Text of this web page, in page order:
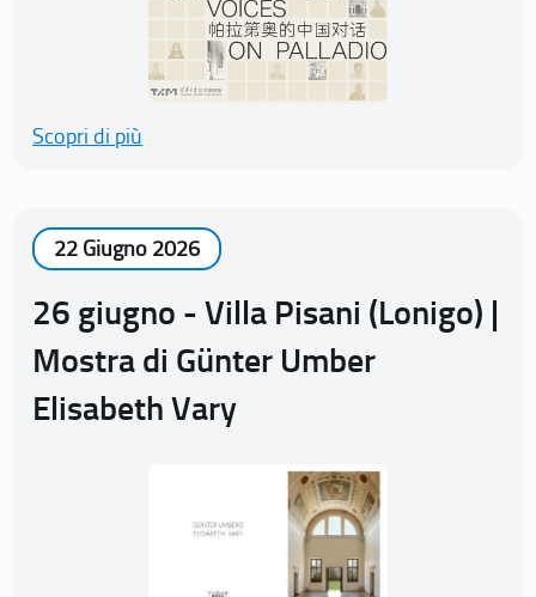
Scopri di più
22 Giugno 2026
26 giugno - Villa Pisani (Lonigo) |
Mostra di Günter Umber
Elisabeth Vary